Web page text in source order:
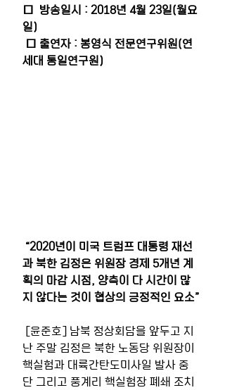
□  방송일시 : 2018년 4월 23일(월요
일)
세대 통일연구원)
“2020년이 미국 트럼프 대통령 재선
과 북한 김정은 위원장 경제 5개년 계
획의 마감 시점, 양측이 다시간이 많
지 않다는 것이 협상의 긍정적인 요소”
난 주말 김정은 북한 노동당 위원장이
핵실험과 대륙간탄도미사일 발사 중
단 그리고 풍계리 핵실험장 폐쇄 조치